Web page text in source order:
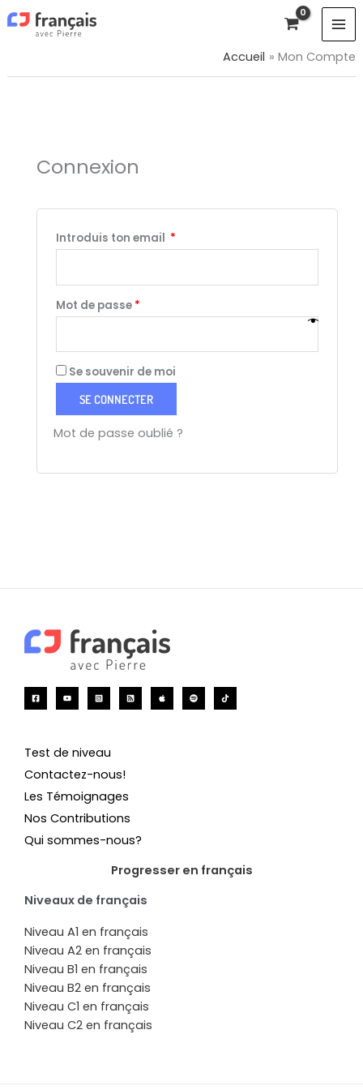
Aller
au
Accueil Mon Compte
Connexion
Introduis ton email *
Mot de passe *
Se souvenir de moi
SE CONNECTER
Mot de passe oublié ?
Test de niveau
Contactez-nous!
Les Témoignages
Nos Contributions
Qui sommes-nous?
Progresser en français
Niveaux de français
Niveau A1 en français
Niveau A2 en français
Niveau B1 en français
Niveau B2 en français
Niveau C1 en français
Niveau C2 en français